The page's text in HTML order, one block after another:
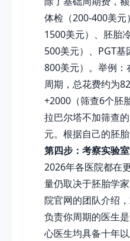
体检（200-400美
1500美元）、胚胎
500美元）、PGT
800美元）。举例：
周期，总花费约为
+2000（筛查6个胚
拉巴尔塔不加筛查
元。根据自己的胚
第四步：考察实验
2026年各医院都在
量仍取决于胚胎学
院官网的团队介绍
负责你周期的医生
心医生均具备十年